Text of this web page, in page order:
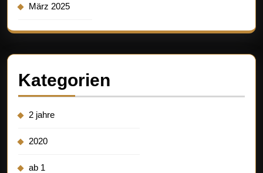
März 2025
Kategorien
2 jahre
2020
ab 1